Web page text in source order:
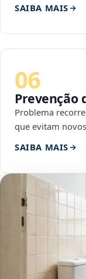
SAIBA MAIS
06
Prevenção
Problema
que evitam
SAIBA MAIS